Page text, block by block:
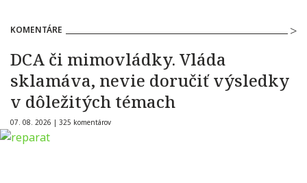
KOMENTÁRE
DCA či mimovládky. Vláda
sklamáva, nevie doručiť výsledky
v dôležitých témach
07. 08. 2026 | 325 komentárov